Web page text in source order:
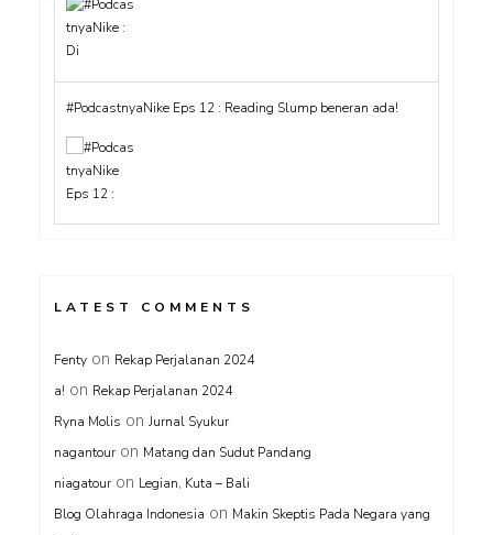
#PodcastnyaNike Eps 12 : Reading Slump beneran ada!
LATEST COMMENTS
Fenty on Rekap Perjalanan 2024
a! on Rekap Perjalanan 2024
Ryna Molis on Jurnal Syukur
nagantour on Matang dan Sudut Pandang
niagatour on Legian, Kuta – Bali
Blog Olahraga Indonesia on Makin Skeptis Pada Negara yang